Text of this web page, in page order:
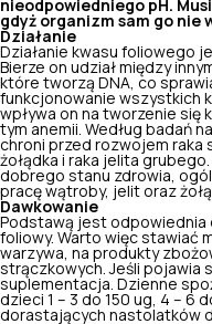
nieodpowiedniego pH.
gdyż organizm sam go nie
Działanie
Działanie kwasu foliowego
Bierze on udział między
które tworzą DNA, co
funkcjonowanie wszystkich
wpływa on na tworzenie się
tym anemii. Według badań
chroni przed rozwojem raka
żołądka i raka jelita
dobrego stanu zdrowia,
pracę wątroby, jelit oraz
Dawkowanie
Podstawą jest odpowiednia
foliowy. Warto więc stawiać
warzywa, na produkty
strączkowych. Jeśli pojawia
suplementacja. Dzienne
dzieci 1 – 3 do 150 ug, 4 – 6
dorastających nastolatków